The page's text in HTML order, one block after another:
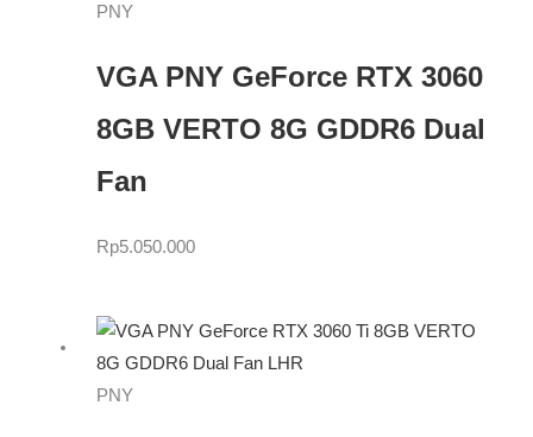
PNY
VGA PNY GeForce RTX 3060
8GB VERTO 8G GDDR6 Dual
Fan
Rp5.050.000
PNY